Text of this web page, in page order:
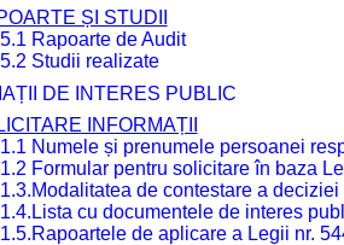
ȘI STUDII
Rapoarte de Audit
Studii realizate
DE INTERES PUBLIC
INFORMAȚII
Numele și prenumele persoanei
Formular pentru solicitare în baza
de contestare a
cu documentele de interes
de aplicare a Legii nr.